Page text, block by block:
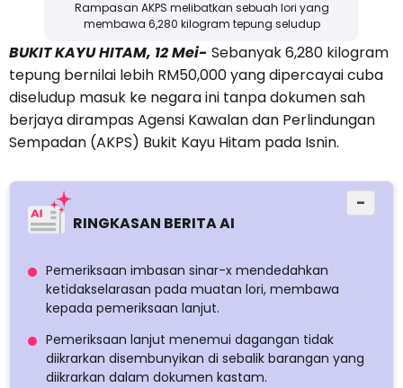
Rampasan AKPS melibatkan sebuah lori yang
membawa 6,280 kilogram tepung seludup
BUKIT KAYU HITAM, 12 Mei- Sebanyak 6,280 kilogram
tepung bernilai lebih RM50,000 yang dipercayai cuba
diseludup masuk ke negara ini tanpa dokumen sah
berjaya dirampas Agensi Kawalan dan Perlindungan
Sempadan (AKPS) Bukit Kayu Hitam pada Isnin.
RINGKASAN BERITA AI
−
Pemeriksaan imbasan sinar-x mendedahkan
ketidakselarasan pada muatan lori, membawa
kepada pemeriksaan lanjut.
Pemeriksaan lanjut menemui dagangan tidak
diikrarkan disembunyikan di sebalik barangan yang
diikrarkan dalam dokumen kastam.